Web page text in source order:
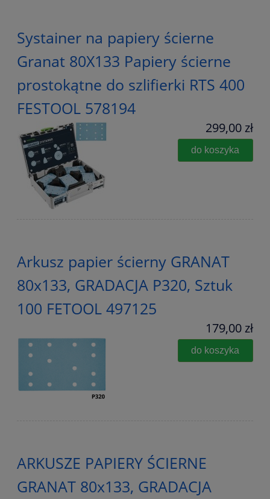
Systainer na papiery ścierne
Granat 80X133 Papiery ścierne
prostokątne do szlifierki RTS 400
FESTOOL 578194
299,00 zł
do koszyka
Arkusz papier ścierny GRANAT
80x133, GRADACJA P320, Sztuk
100 FETOOL 497125
179,00 zł
do koszyka
ARKUSZE PAPIERY ŚCIERNE
GRANAT 80x133, GRADACJA